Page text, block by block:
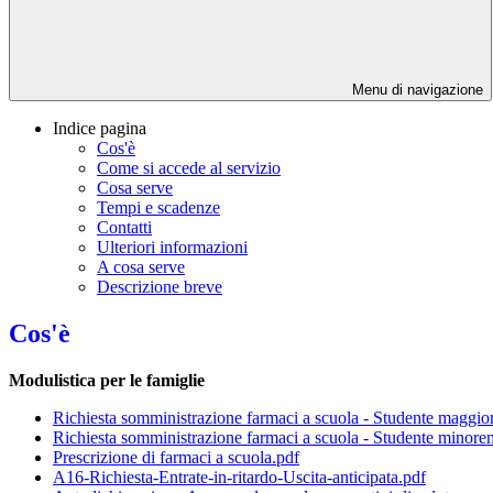
Menu di navigazione
Indice pagina
Cos'è
Come si accede al servizio
Cosa serve
Tempi e scadenze
Contatti
Ulteriori informazioni
A cosa serve
Descrizione breve
Cos'è
Modulistica per le famiglie
Richiesta somministrazione farmaci a scuola - Studente
Richiesta somministrazione farmaci a scuola - Studente
Prescrizione di farmaci a scuola.pdf
A16-Richiesta-Entrate-in-ritardo-Uscita-anticipata.pdf